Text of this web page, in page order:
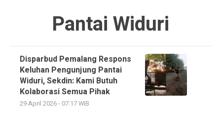
Pantai Widuri
Disparbud Pemalang Respons
Keluhan Pengunjung Pantai
Widuri, Sekdin: Kami Butuh
Kolaborasi Semua Pihak
29 April 2026 - 07:17 WIB